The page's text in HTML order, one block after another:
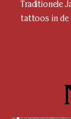
Traditionele
tattoos in de